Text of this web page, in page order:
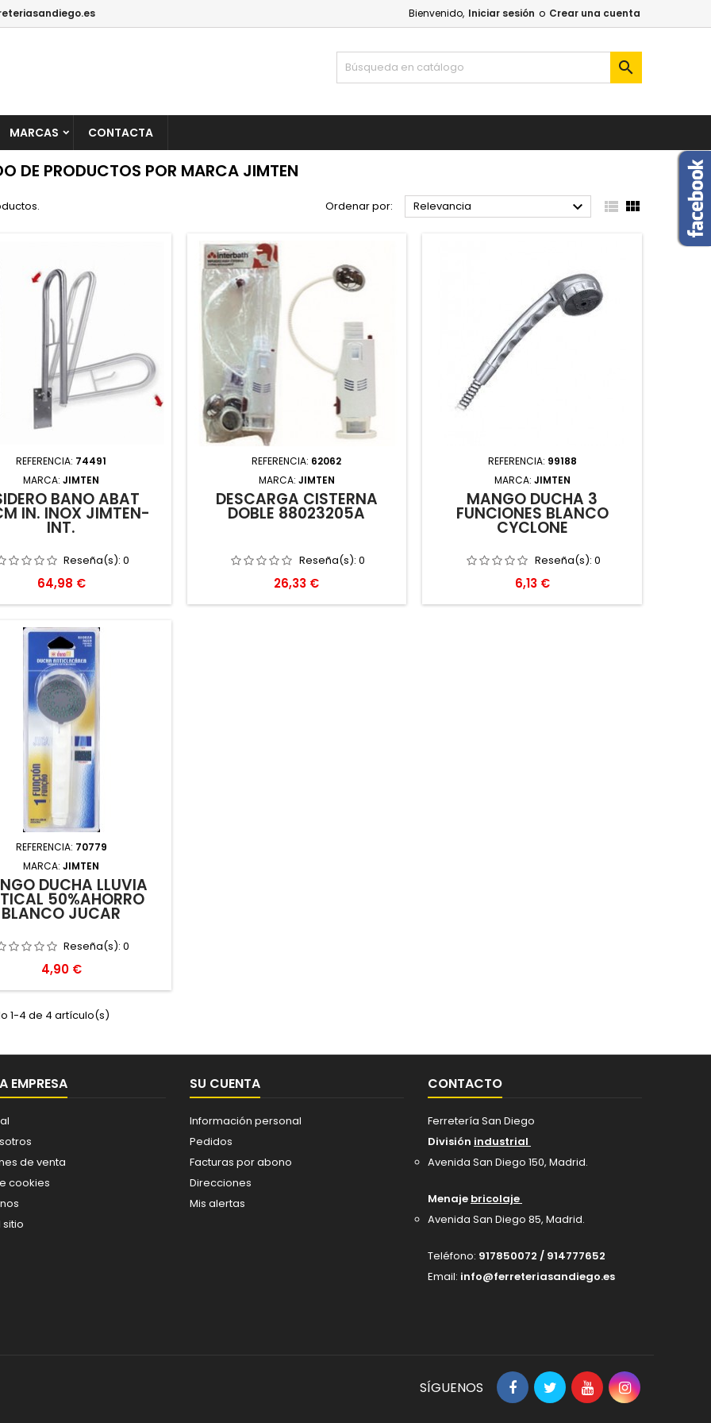
Bienvenido, Iniciar sesión o Crear una cuenta

MARCAS CONTACTA
DE PRODUCTOS POR MARCA JIMTEN
Ordenar por: Relevancia   
REFERENCIA: 74491
MARCA:JIMTEN
BAÑO ABAT
IN. INOX JIMTEN-
INT.
Reseña(s):0
Precio
64,98 €
REFERENCIA: 62062
MARCA: JIMTEN
DESCARGA CISTERNA
DOBLE 88023205A
Reseña(s): 0
Precio
26,33 €
REFERENCIA: 99188
MARCA: JIMTEN
MANGO DUCHA 3
FUNCIONES BLANCO
CYCLONE
Reseña(s): 0
Precio
6,13 €
REFERENCIA: 70779
MARCA:JIMTEN
DUCHA LLUVIA
50%AHORRO
BLANCO JUCAR
Reseña(s):0
Precio
4,90 €
1-4 de 4 artículo(s)
EMPRESA
de venta
cookies
SU CUENTA
Información personal
Pedidos
Facturas por abono
Direcciones
Mis alertas
CONTACTO
Ferretería San Diego
División industrial
Avenida San Diego 150, Madrid.
Menaje bricolaje
Avenida San Diego 85, Madrid.
Teléfono: 917850072 / 914777652
Email: info@ferreteriasandiego.es
SÍGUENOS